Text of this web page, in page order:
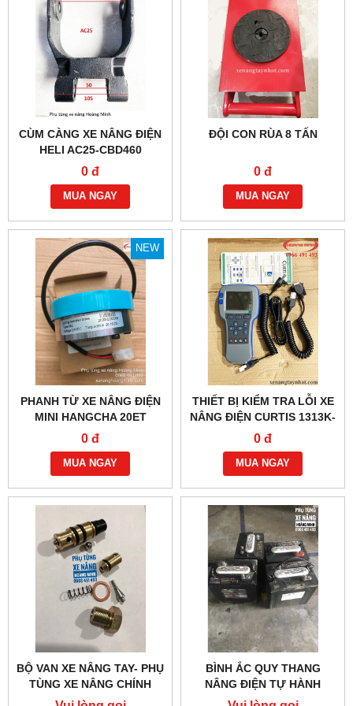
CÙM CÀNG XE NÂNG ĐIỆN
HELI AC25-CBD460
0 đ
MUA NGAY
ĐỘI CON RÙA 8 TẤN
0 đ
MUA NGAY
NEW
PHANH TỪ XE NÂNG ĐIỆN
MINI HANGCHA 20ET
0 đ
MUA NGAY
THIẾT BỊ KIỂM TRA LỖI XE
NÂNG ĐIỆN CURTIS 1313K-
4331
0 đ
MUA NGAY
BỘ VAN XE NÂNG TAY- PHỤ
TÙNG XE NÂNG CHÍNH
HÃNG
BÌNH ẮC QUY THANG
NÂNG ĐIỆN TỰ HÀNH